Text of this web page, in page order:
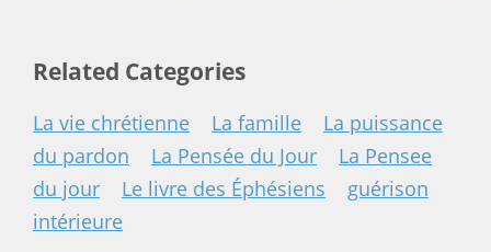
Related Categories
La vie chrétienne La famille
La puissance
du pardon
La Pensée du Jour
La Pensee
du jour
Le livre des Éphésiens
guérison
intérieure